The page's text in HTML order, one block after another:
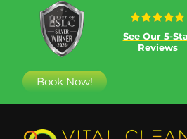
See Our 5-
Reviews
Book Now!